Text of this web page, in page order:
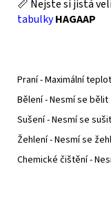
📏 Nejste si jistá
tabulkyHAGAAP
Praní - Maximální
Bělení - Nesmí se bělit
Sušení - Nesmí se
Žehlení - Nesmí se
Chemické čištění -